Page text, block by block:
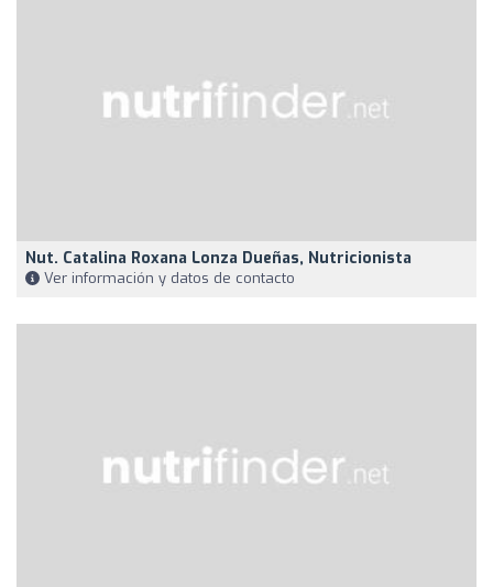
Nut. Catalina Roxana Lonza Dueñas, Nutricionista
Ver información y datos de contacto